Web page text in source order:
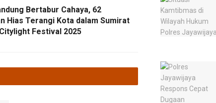
Bertabur Cahaya, 62
Hias Terangi Kota dalam Sumirat
Festival 2025